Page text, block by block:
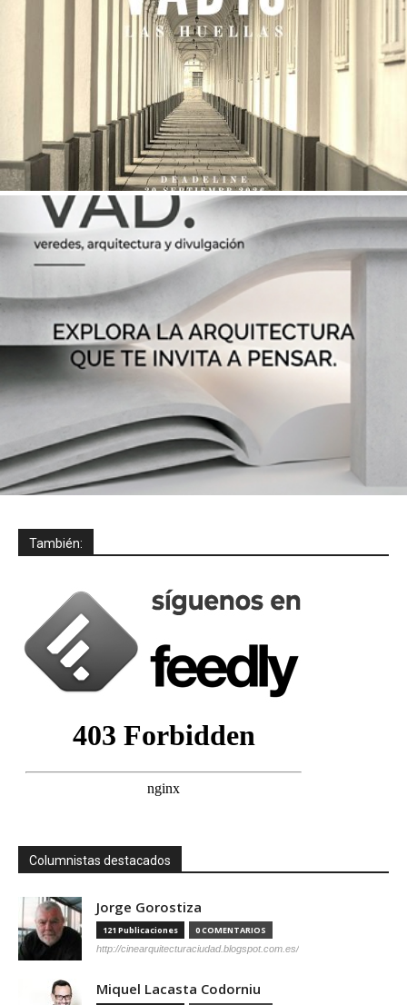
También:
Columnistas destacados
Jorge Gorostiza
121 Publicaciones 0 COMENTARIOS
http://cinearquitecturaciudad.blogspot.com.es/
Miquel Lacasta Codorniu